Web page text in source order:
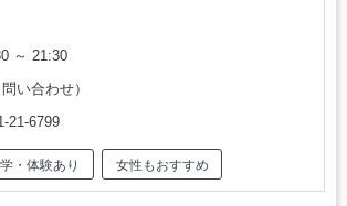
～ 21:30
い合わせ）
21-6799
・体験あり 女性もおすすめ